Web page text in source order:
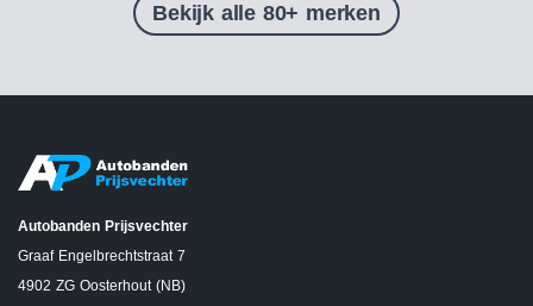
Bekijk alle 80+ merken
Autobanden Prijsvechter
Graaf Engelbrechtstraat 7
4902 ZG Oosterhout (NB)